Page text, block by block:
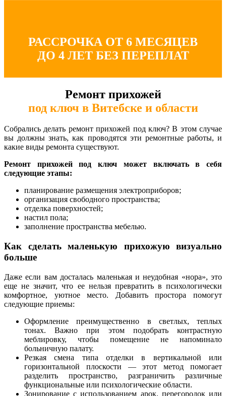
РАССРОЧКА ОТ 6 МЕСЯЦЕВ
ДО 4 ЛЕТ БЕЗ ПЕРЕПЛАТ
Ремонт прихожей
под ключ в Витебске и области
Собрались делать ремонт прихожей под ключ? В этом случае
вы должны знать, как проводятся эти ремонтные работы, и
какие виды ремонта существуют.
Ремонт прихожей под ключ может включать в себя
следующие этапы:
планирование размещения электроприборов;
организация свободного пространства;
отделка поверхностей;
настил пола;
заполнение пространства мебелью.
Как сделать маленькую прихожую визуально
больше
Даже если вам досталась маленькая и неудобная «нора», это
еще не значит, что ее нельзя превратить в психологически
комфортное, уютное место. Добавить простора помогут
следующие приемы:
Оформление преимущественно в светлых, теплых
тонах. Важно при этом подобрать контрастную
меблировку, чтобы помещение не напоминало
больничную палату.
Резкая смена типа отделки в вертикальной или
горизонтальной плоскости — этот метод помогает
разделить пространство, разграничить различные
функциональные или психологические области.
Зонирование с использованием арок, перегородок или